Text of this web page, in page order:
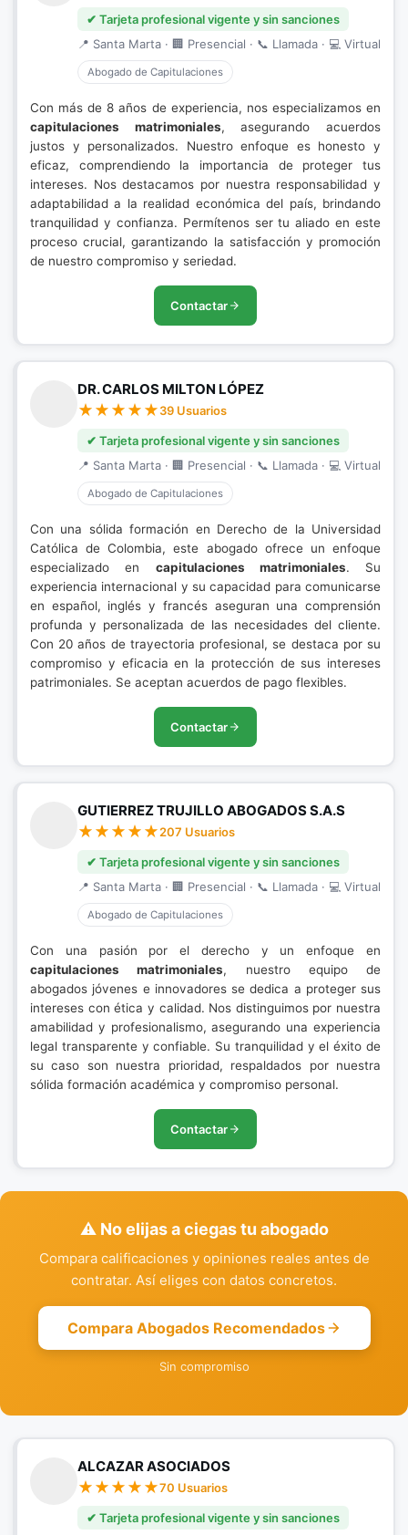
✔ Tarjeta profesional vigente y sin sanciones
📍 Santa Marta · 🏢 Presencial · 📞 Llamada · 💻 Virtual
Abogado de Capitulaciones
Con más de 8 años de experiencia, nos especializamos en
capitulaciones matrimoniales, asegurando acuerdos
justos y personalizados. Nuestro enfoque es honesto y
eficaz, comprendiendo la importancia de proteger tus
intereses. Nos destacamos por nuestra responsabilidad y
adaptabilidad a la realidad económica del país, brindando
tranquilidad y confianza. Permítenos ser tu aliado en este
proceso crucial, garantizando la satisfacción y promoción
de nuestro compromiso y seriedad.
Contactar
DR. CARLOS MILTON LÓPEZ
39 Usuarios
✔ Tarjeta profesional vigente y sin sanciones
📍 Santa Marta · 🏢 Presencial · 📞 Llamada · 💻 Virtual
Abogado de Capitulaciones
Con una sólida formación en Derecho de la Universidad
Católica de Colombia, este abogado ofrece un enfoque
especializado en capitulaciones matrimoniales. Su
experiencia internacional y su capacidad para comunicarse
en español, inglés y francés aseguran una comprensión
profunda y personalizada de las necesidades del cliente.
Con 20 años de trayectoria profesional, se destaca por su
compromiso y eficacia en la protección de sus intereses
patrimoniales. Se aceptan acuerdos de pago flexibles.
Contactar
GUTIERREZ TRUJILLO ABOGADOS S.A.S
207 Usuarios
✔ Tarjeta profesional vigente y sin sanciones
📍 Santa Marta · 🏢 Presencial · 📞 Llamada · 💻 Virtual
Abogado de Capitulaciones
Con una pasión por el derecho y un enfoque en
capitulaciones matrimoniales, nuestro equipo de
abogados jóvenes e innovadores se dedica a proteger sus
intereses con ética y calidad. Nos distinguimos por nuestra
amabilidad y profesionalismo, asegurando una experiencia
legal transparente y confiable. Su tranquilidad y el éxito de
su caso son nuestra prioridad, respaldados por nuestra
sólida formación académica y compromiso personal.
Contactar
⚠️ No elijas a ciegas tu abogado
Compara calificaciones y opiniones reales antes de
contratar. Así eliges con datos concretos.
Compara Abogados Recomendados
Sin compromiso
ALCAZAR ASOCIADOS
70 Usuarios
✔ Tarjeta profesional vigente y sin sanciones